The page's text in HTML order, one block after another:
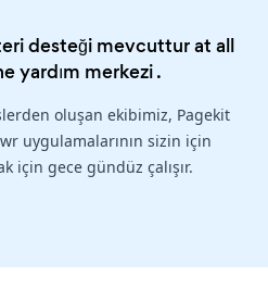
desteği mevcuttur at all
yardım merkezi.
oluşan ekibimiz, Pagekit
uygulamalarının sizin için
için gece gündüz çalışır.